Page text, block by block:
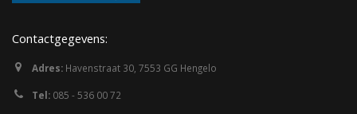
Contactgegevens:
Adres: Havenstraat 30, 7553 GG Hengelo
Tel: 085 - 536 00 72